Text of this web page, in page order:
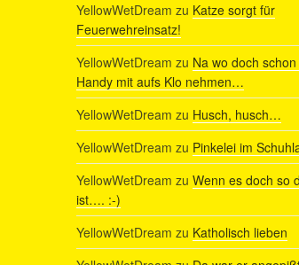
YellowWetDream zu Katze sorgt für
Feuerwehreinsatz!
YellowWetDream zu Na wo doch
Handy mit aufs Klo nehmen…
YellowWetDream zu Husch, husch…
YellowWetDream zu Pinkelei im
YellowWetDream zu Wenn es doch so
ist…. :-)
YellowWetDream zu Katholisch lieben